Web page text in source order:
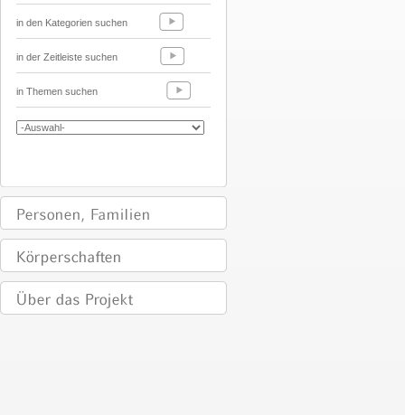
in den Kategorien suchen
in der Zeitleiste suchen
in Themen suchen